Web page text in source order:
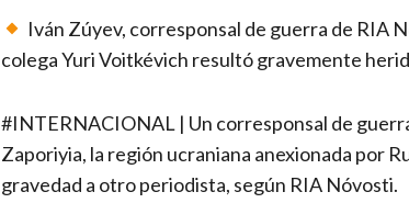
Iván Zúyev, corresponsal de guerra de RIA
colega Yuri Voitkévich resultó gravemente
#INTERNACIONAL | Un corresponsal de
Zaporiyia, la región ucraniana anexionada por
gravedad a otro periodista, según RIA Nóvosti.